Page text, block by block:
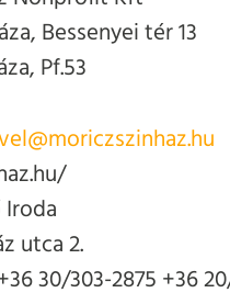
Bessenyei tér 13
Pf.53
utca 2.
30/303-2875 +36